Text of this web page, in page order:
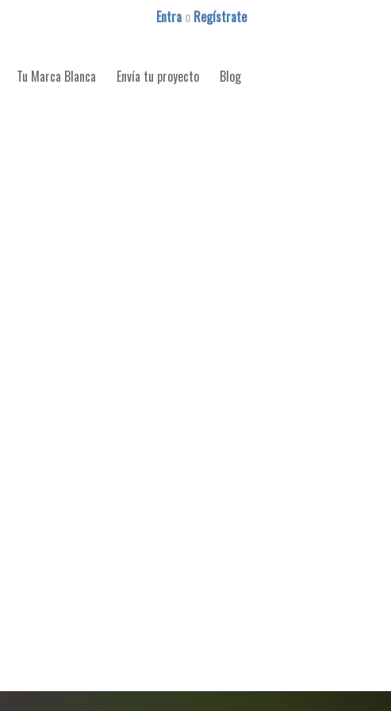
Entra o Regístrate
Tu Marca Blanca Envía tu proyecto Blog